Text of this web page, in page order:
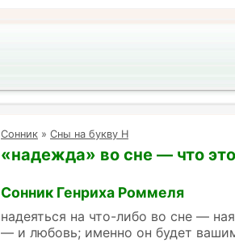
Cонник » Сны на букву Н
«надежда» во сне — что
Сонник Генриха Роммеля
надеяться на что-либо во сне —
— и любовь; именно он будет